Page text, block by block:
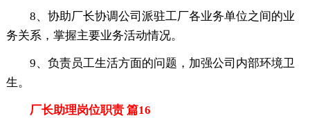
8、协助厂长协调公司派驻工厂各业务单位之间的业
务关系，掌握主要业务活动情况。
9、负责员工生活方面的问题，加强公司内部环境卫
生。
厂长助理岗位职责 篇16